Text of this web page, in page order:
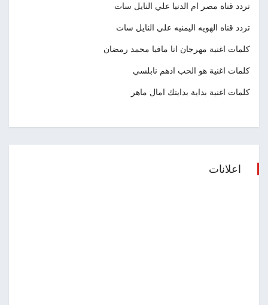
تردد قناة مصر ام الدنيا علي النايل سات
تردد قناه الهويه اليمنيه علي النايل سات
كلمات اغنية مهرجان انا مافيا محمد رمضان
كلمات اغنية هو الحب ادهم نابلسي
كلمات اغنية بداية بدايتك امال ماهر
اعلانات